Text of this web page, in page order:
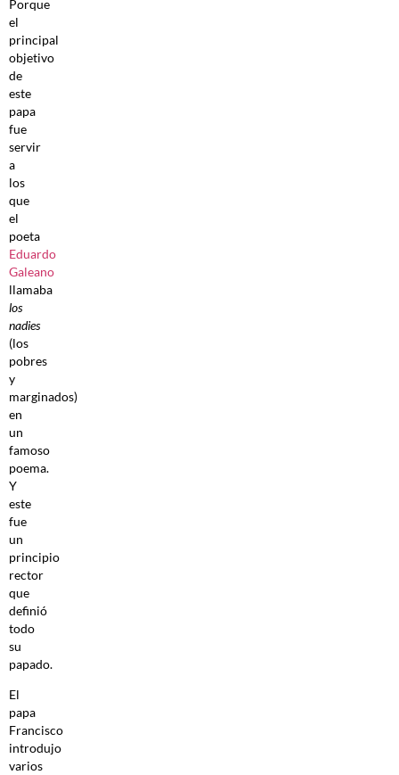
Porque
el
principal
objetivo
de
este
papa
fue
servir
a
los
que
el
poeta
Eduardo
Galeano
llamaba
los
nadies
(los
pobres
y
marginados)
en
un
famoso
poema.
Y
este
fue
un
principio
rector
que
definió
todo
su
papado.
El
papa
Francisco
introdujo
varios